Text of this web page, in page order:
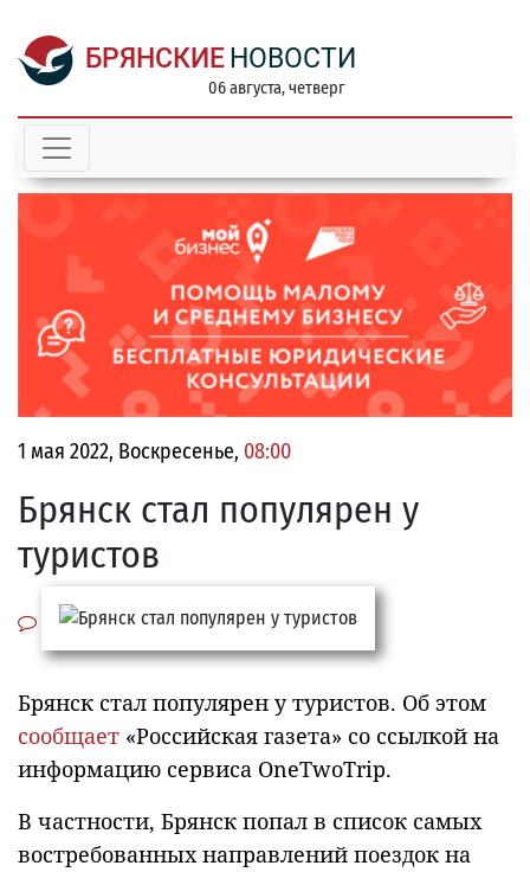
БРЯНСКИЕ НОВОСТИ
06 августа, четверг
1 мая 2022, Воскресенье, 08:00
Брянск стал популярен у
туристов
Брянск стал популярен у туристов. Об этом
сообщает «Российская газета» со ссылкой на
информацию сервиса OneTwoTrip.
В частности, Брянск попал в список самых
востребованных направлений поездок на